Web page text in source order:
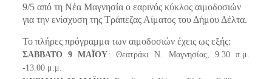
9/5 από τη Νέα Μαγνησία ο εαρινός κύκλος αιμοδοσιών
για την ενίσχυση της Τράπεζας Αίματος του Δήμου Δέλτα.
Το πλήρες πρόγραμμα των αιμοδοσιών έχεις ως εξής:
ΣΑΒΒΑΤΟ 9 ΜΑΪΟΥ: Θεατράκι Ν. Μαγνησίας, 9.30 π.μ.
-13.00 μ.μ.